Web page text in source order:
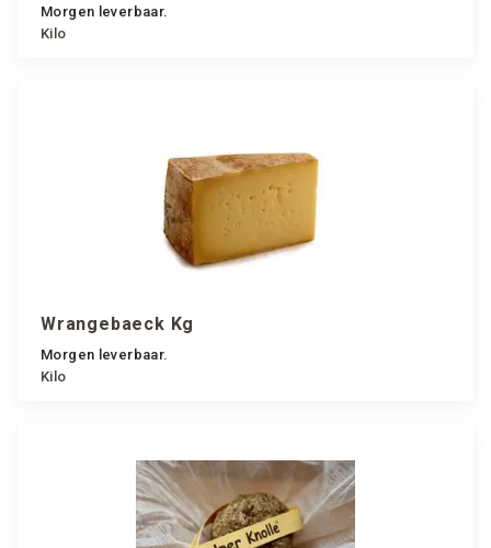
Morgen leverbaar.
Kilo
Wrangebaeck Kg
Morgen leverbaar.
Kilo